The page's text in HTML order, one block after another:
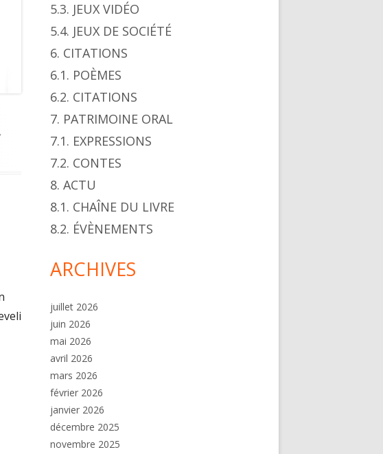
,
5.3. JEUX VIDÉO
5.4. JEUX DE SOCIÉTÉ
6. CITATIONS
6.1. POÈMES
6.2. CITATIONS
7. PATRIMOINE ORAL
7.1. EXPRESSIONS
7.2. CONTES
8. ACTU
8.1. CHAÎNE DU LIVRE
8.2. ÉVÈNEMENTS
ARCHIVES
juillet 2026
juin 2026
mai 2026
avril 2026
mars 2026
février 2026
janvier 2026
décembre 2025
novembre 2025